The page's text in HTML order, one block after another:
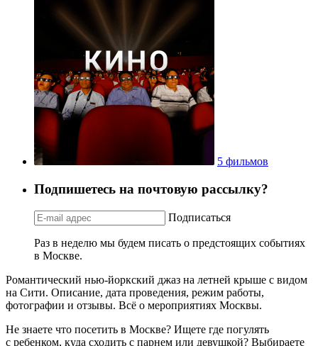
5 фильмов
Подпишетесь на почтовую рассылку?
Подписаться
Раз в неделю мы будем писать о предстоящих событиях
в Москве.
Романтический нью-йоркский джаз на летней крыше с видом
на Сити. Описание, дата проведения, режим работы,
фотографии и отзывы. Всё о мероприятиях Москвы.
Не знаете что посетить в Москве? Ищете где погулять
с ребенком, куда сходить с парнем или девушкой? Выбираете